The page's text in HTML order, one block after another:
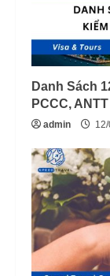
Danh Sách
PCCC,
admin